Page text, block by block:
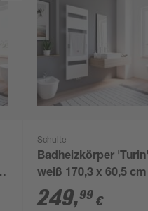
Schulte
Badheizkörper 'Turin'
weiß 170,3 x 60,5 cm
249,99 €